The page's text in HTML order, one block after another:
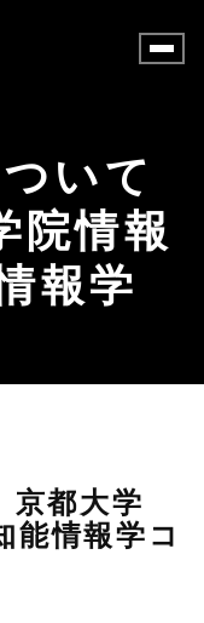
いて
院情報
報学
都大学
能情報学コ